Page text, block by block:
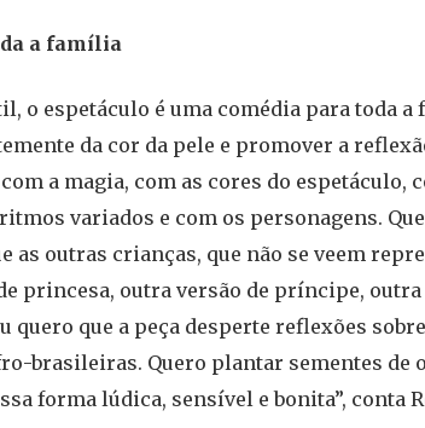
a família
o espetáculo é uma comédia para toda a
da cor da pele e promover a
a magia, com as cores do
variados e com os personagens.
as outras crianças, que não se veem
princesa, outra versão de príncipe,
quero que a peça desperte reflexões
brasileiras. Quero plantar sementes de
forma lúdica, sensível e bonita”, conta